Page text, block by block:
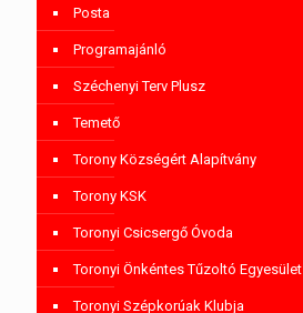
Posta
Programajánló
Széchenyi Terv Plusz
Temető
Torony Községért Alapítvány
Torony KSK
Toronyi Csicsergő Óvoda
Toronyi Önkéntes Tűzoltó Egyesület
Toronyi Szépkorúak Klubja